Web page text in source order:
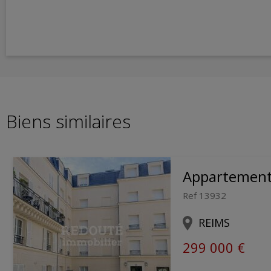
Biens similaires
Ref 13932
REIMS
299 000 €